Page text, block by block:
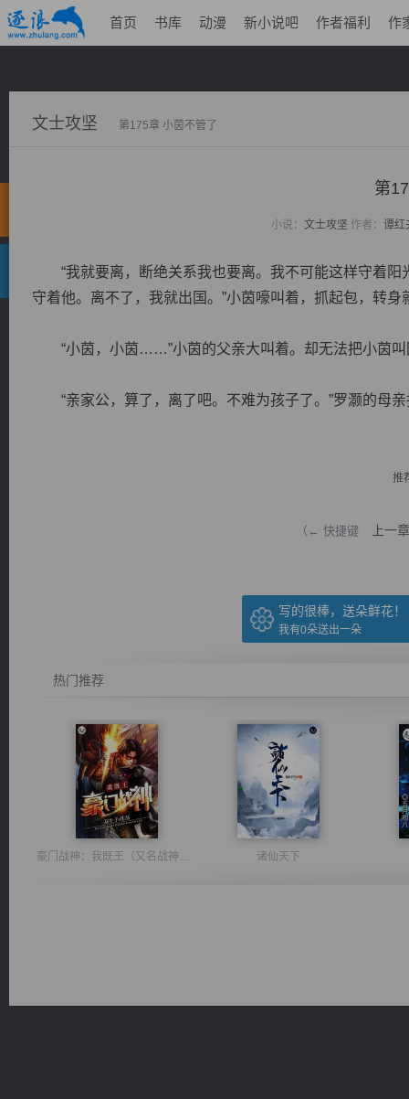
首页 书库 动漫 新小说吧 作者福利 作
文士攻坚 第175章 小茵不管了
第
小说： 文士攻坚 作者： 谭红
“我就要离，断绝关系我也要离。我不可能这样守着阳
守着他。离不了，我就出国。”小茵嚎叫着，抓起包，转身
“小茵，小茵……”小茵的父亲大叫着。却无法把小茵叫
“亲家公，算了，离了吧。不难为孩子了。”罗灏的母亲
推
（← 快捷键 上一章
写的很棒，送朵鲜花！
我有0朵送出一朵
热门推荐
豪门战神：我既王（又名战神归来不败神婿修罗战神） 诸仙天下